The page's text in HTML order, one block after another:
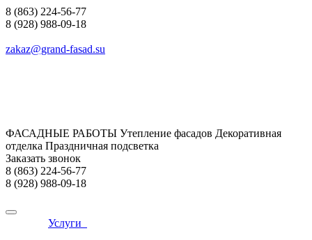
8 (863) 224-56-77
8 (928) 988-09-18
zakaz@grand-fasad.su
ФАСАДНЫЕ РАБОТЫ Утепление фасадов Декоративная
отделка Праздничная подсветка
Заказать звонок
8 (863) 224-56-77
8 (928) 988-09-18
Услуги